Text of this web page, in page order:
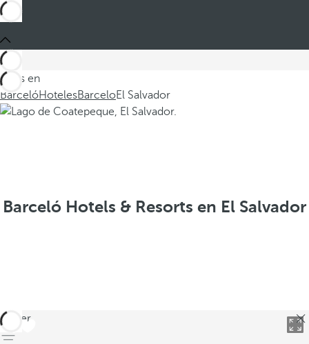
Estás en
BarcelóHotelesBarceloEl Salvador
Barceló Hotels & Resorts en El Salvador
volver